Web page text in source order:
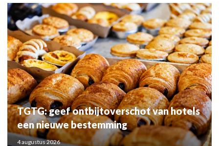
TGTG: geef ontbijtoverschot van hotels
een nieuwe bestemming
4 augustus 2026